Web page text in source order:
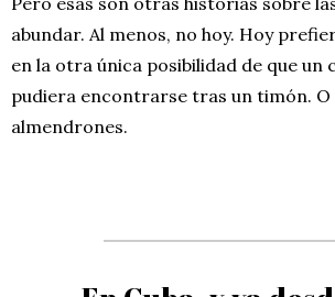
abundar. Al menos, no hoy. Hoy
en la otra única posibilidad de que un
pudiera encontrarse tras un timón. O
almendrones.